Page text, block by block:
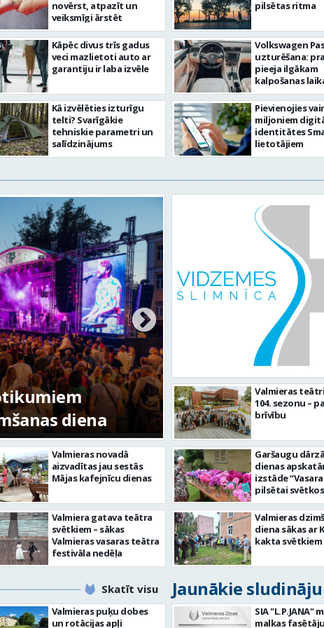
novērst, atpazīt un
veiksmīgi ārstēt
Kāpēc divus trīs gadus
veci mazlietoti auto ar
garantiju ir laba izvēle
Kā izvēlēties izturīgu
telti? Svarīgākie
tehniskie parametri un
salīdzinājums
pilsētas ritma
Volkswagen
uzturēšana:
pieeja ilgākam
kalpošanas
Pievienojies
miljoniem
identitātes
lietotājiem
diena
FOTO: Valmieras
Valmieras novadā
aizvadītas jau sestās
Mājas kafejnīcu dienas
Valmiera gatava teātra
svētkiem – sākas
Valmieras vasaras teātra
festivāla nedēļa
Valmieras
104. sezonu –
brīvību
Garšaugu
dienas
izstāde
pilsētai
Valmieras
diena sākas ar
kakta svētkiem
Skatīt visu Jaunākie
Valmieras puķu dobes
un rotācijas apļi
SIA "L.P.JANA"
malkas